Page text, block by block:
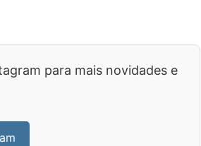
para mais novidades e